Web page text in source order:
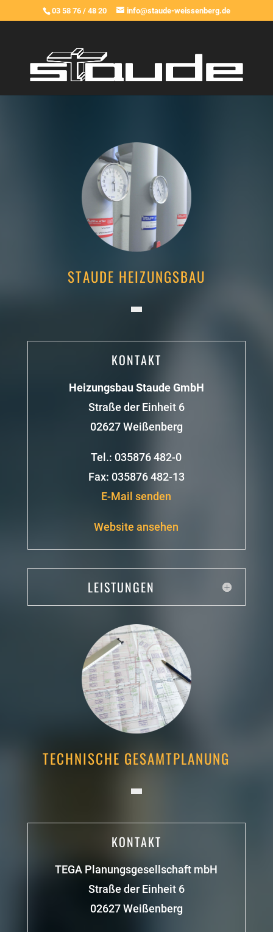
03 58 76 / 48 20 info@staude-weissenberg.de
STAUDE HEIZUNGSBAU
KONTAKT
Heizungsbau Staude GmbH
Straße der Einheit 6
02627 Weißenberg
Tel.: 035876 482-0
Fax: 035876 482-13
E-Mail senden
Website ansehen
LEISTUNGEN
TECHNISCHE GESAMTPLANUNG
KONTAKT
TEGA Planungsgesellschaft mbH
Straße der Einheit 6
02627 Weißenberg